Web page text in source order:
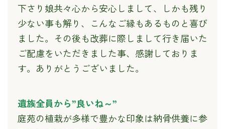
下さり娘共々心から安心しまして、しかも残り
少ない事も解り、こんなご縁もあるものと喜び
ました。その後も改葬に際しまして行き届いた
ご配慮をいただきました事、感謝しておりま
す。ありがとうございました。
遺族全員から”良いね～”
庭苑の植栽が多様で豊かな印象は納骨供養に参